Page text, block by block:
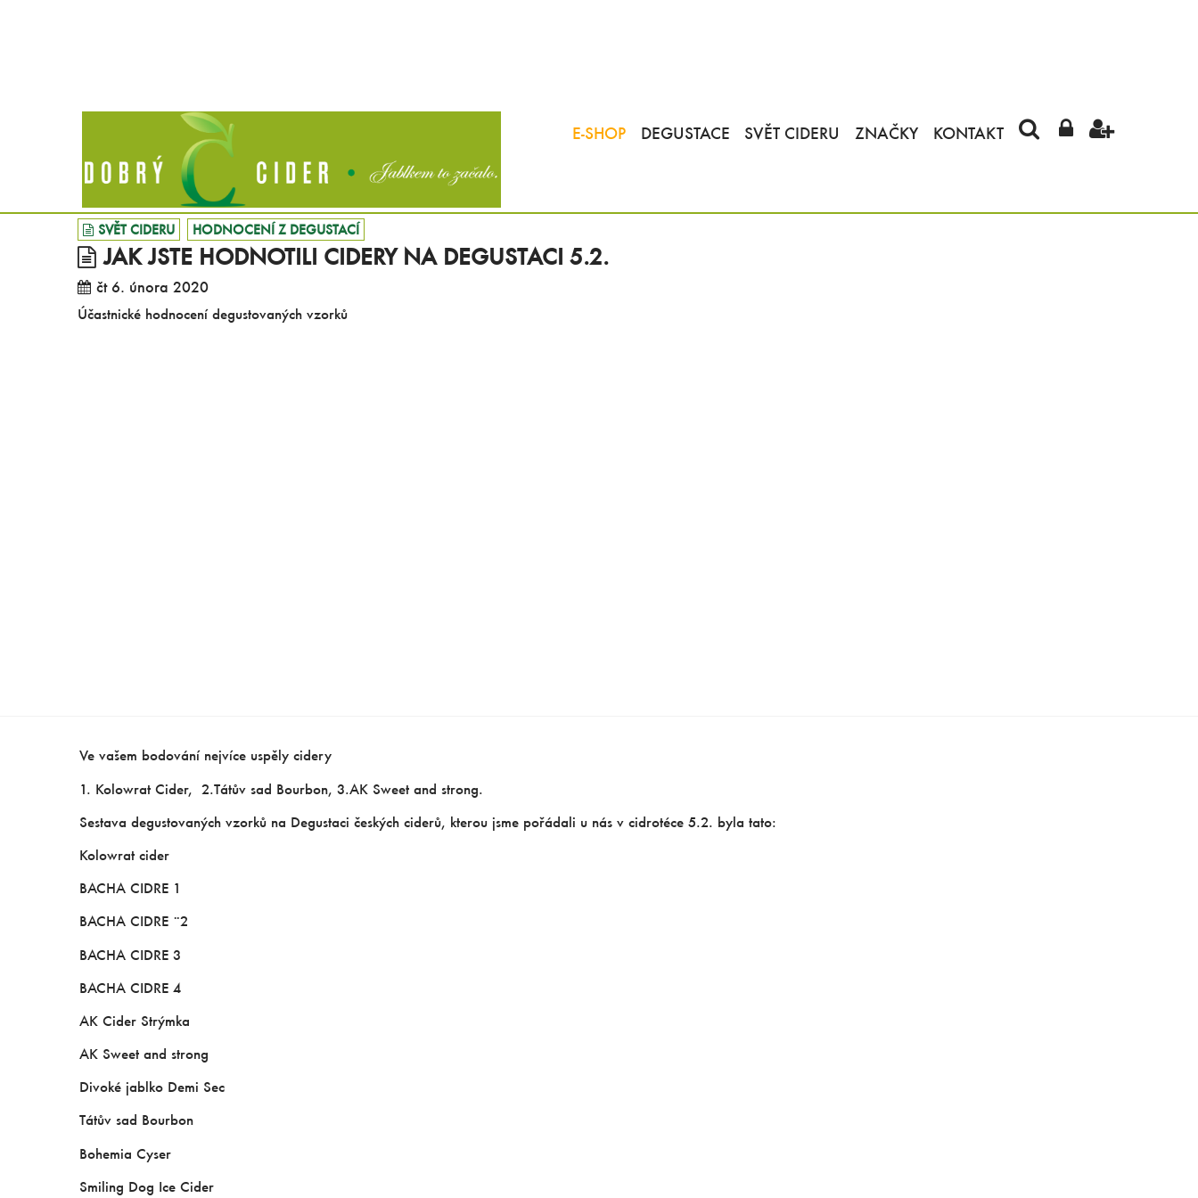
E-SHOP DEGUSTACE SVĚT CIDERU ZNAČKY KONTAKT
SVĚT CIDERU HODNOCENÍ Z DEGUSTACÍ
JAK JSTE HODNOTILI CIDERY NA DEGUSTACI 5.2.
čt 6. února 2020
Účastnické hodnocení degustovaných vzorků
Ve vašem bodování nejvíce uspěly cidery
1. Kolowrat Cider, 2.Tátův sad Bourbon, 3.AK Sweet and strong.
Sestava degustovaných vzorků na Degustaci českých ciderů, kterou jsme pořádali u nás v cidrotéce 5.2. byla tato:
Kolowrat cider
BACHA CIDRE 1
BACHA CIDRE ¨2
BACHA CIDRE 3
BACHA CIDRE 4
AK Cider Strýmka
AK Sweet and strong
Divoké jablko Demi Sec
Tátův sad Bourbon
Bohemia Cyser
Smiling Dog Ice Cider